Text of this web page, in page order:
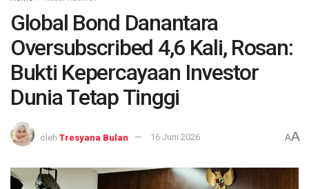
Global Bond Danantara
Oversubscribed 4,6 Kali, Rosan:
Bukti Kepercayaan Investor
Dunia Tetap Tinggi
oleh Tresyana Bulan 16 Juni 2026 AA